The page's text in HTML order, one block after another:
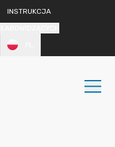
INSTRUKCJA